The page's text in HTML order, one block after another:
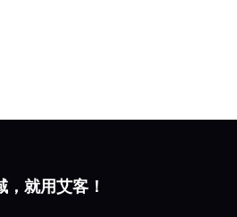
，就用艾客！